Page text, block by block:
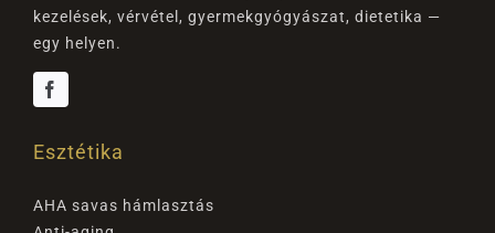
kezelések, vérvétel, gyermekgyógyászat, dietetika —
egy helyen.
Esztétika
AHA savas hámlasztás